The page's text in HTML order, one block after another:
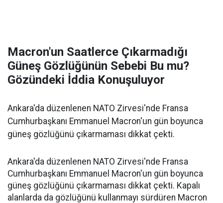
Macron'un Saatlerce Çıkarmadığı
Güneş Gözlüğünün Sebebi Bu mu?
Gözündeki İddia Konuşuluyor
Ankara'da düzenlenen NATO Zirvesi'nde Fransa
Cumhurbaşkanı Emmanuel Macron'un gün boyunca
güneş gözlüğünü çıkarmaması dikkat çekti.
Ankara'da düzenlenen NATO Zirvesi'nde Fransa
Cumhurbaşkanı Emmanuel Macron'un gün boyunca
güneş gözlüğünü çıkarmaması dikkat çekti. Kapalı
alanlarda da gözlüğünü kullanmayı sürdüren Macron